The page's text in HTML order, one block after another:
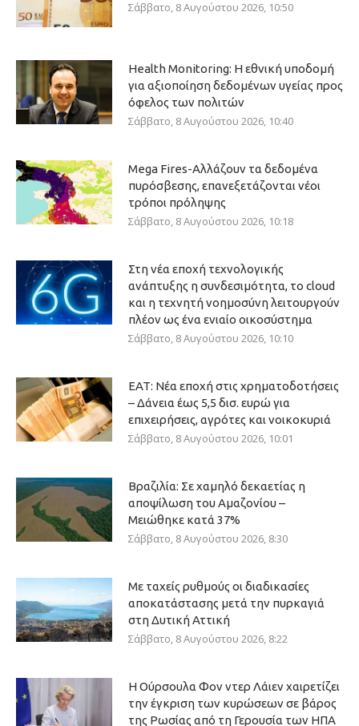
Σάββατο, 8 Αυγούστου 2026, 10:50
Health Monitoring: Η εθνική υποδομή
για αξιοποίηση δεδομένων υγείας προς
όφελος των πολιτών
Σάββατο, 8 Αυγούστου 2026, 10:40
Mega Fires-Αλλάζουν τα δεδομένα
πυρόσβεσης, επανεξετάζονται νέοι
τρόποι πρόληψης
Σάββατο, 8 Αυγούστου 2026, 10:18
Στη νέα εποχή τεχνολογικής
ανάπτυξης η συνδεσιμότητα, το cloud
και η τεχνητή νοημοσύνη λειτουργούν
πλέον ως ένα ενιαίο οικοσύστημα
Σάββατο, 8 Αυγούστου 2026, 10:10
ΕΑΤ: Νέα εποχή στις χρηματοδοτήσεις
– Δάνεια έως 5,5 δισ. ευρώ για
επιχειρήσεις, αγρότες και νοικοκυριά
Σάββατο, 8 Αυγούστου 2026, 10:01
Βραζιλία: Σε χαμηλό δεκαετίας η
αποψίλωση του Αμαζονίου –
Μειώθηκε κατά 37%
Σάββατο, 8 Αυγούστου 2026, 8:30
Με ταχείς ρυθμούς οι διαδικασίες
αποκατάστασης μετά την πυρκαγιά
στη Δυτική Αττική
Σάββατο, 8 Αυγούστου 2026, 8:22
Η Ούρσουλα Φον ντερ Λάιεν χαιρετίζει
την έγκριση των κυρώσεων σε βάρος
της Ρωσίας από τη Γερουσία των ΗΠΑ